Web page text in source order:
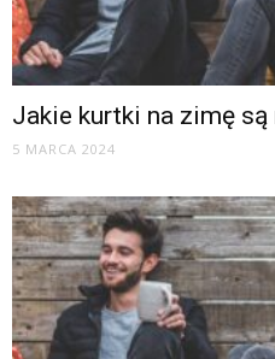
Jakie kurtki na zimę
5 MARCA 2024